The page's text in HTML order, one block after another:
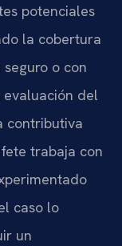
potenciales
la cobertura
o con
del
contributiva
trabaja con
caso lo
un